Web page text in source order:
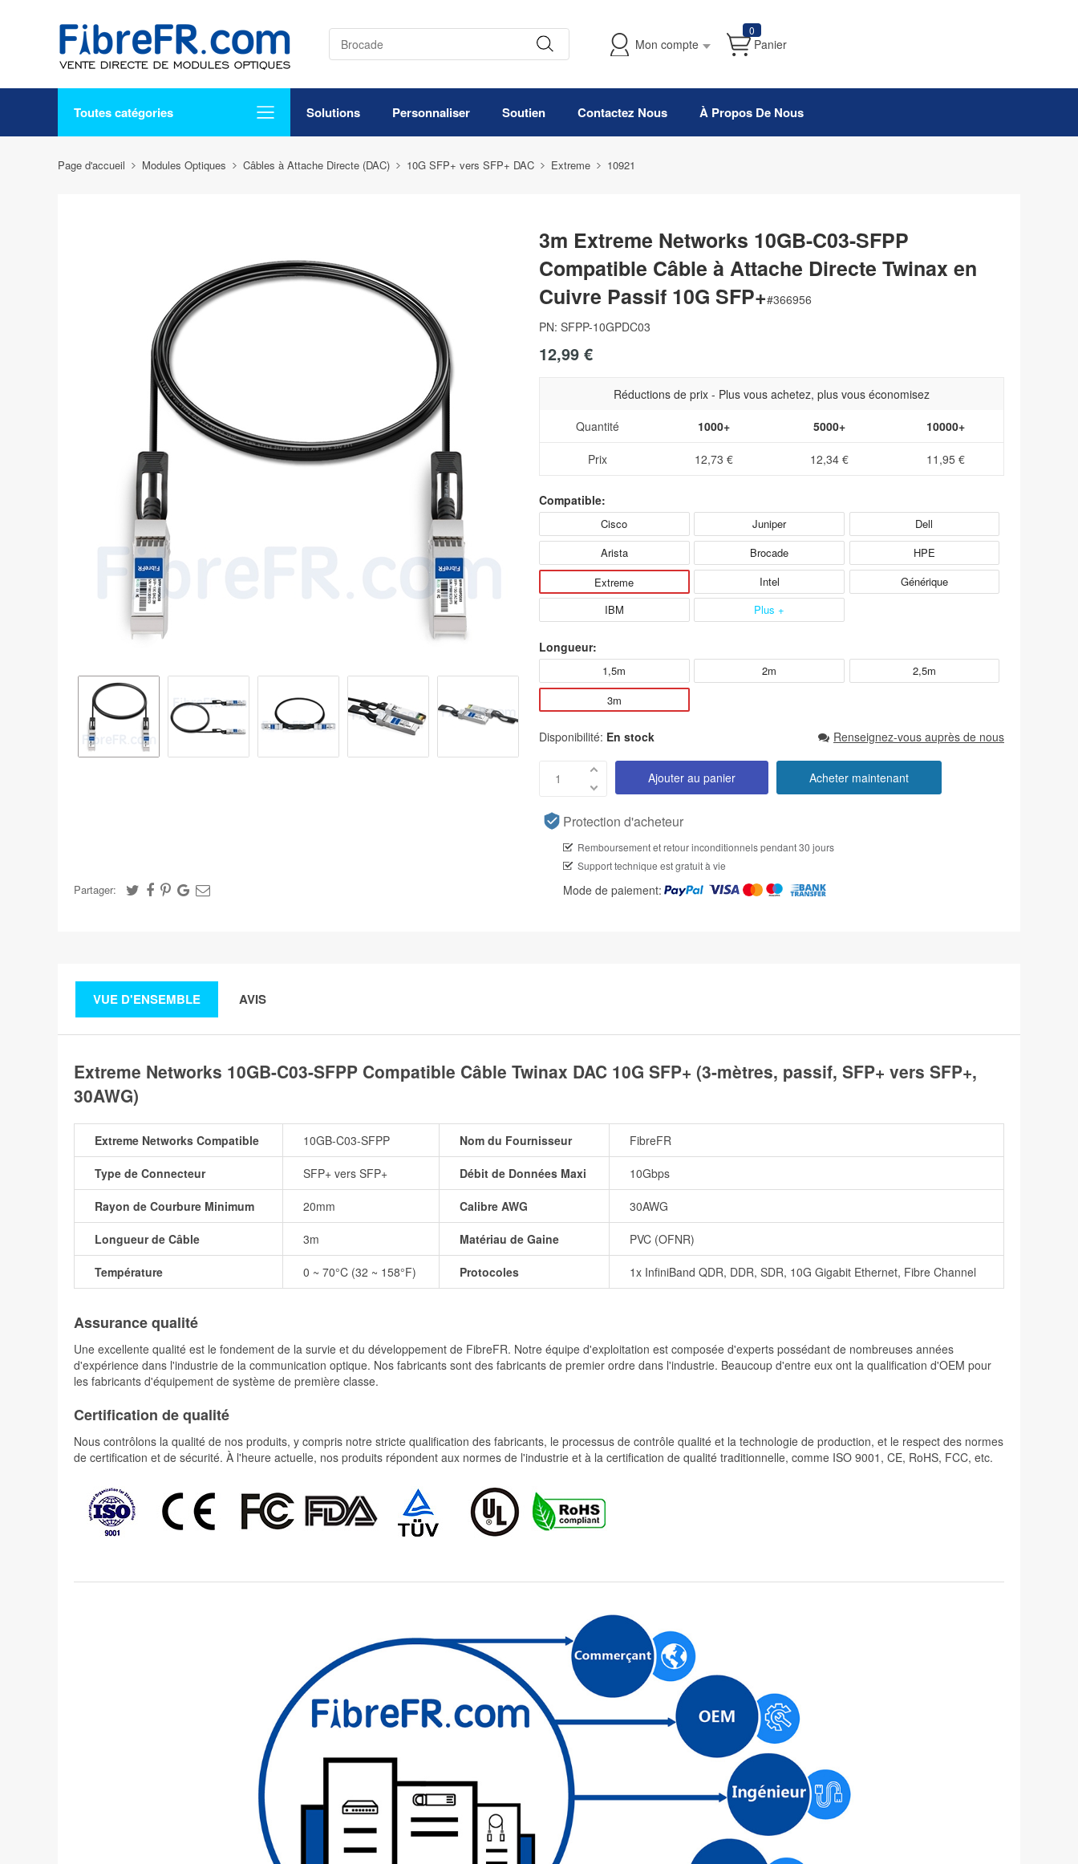
Mon compte
0
Panier
Toutes catégories Solutions Personnaliser Soutien Contactez Nous À Propos De Nous
Page d'accueil Modules Optiques Câbles à Attache Directe (DAC) 10G SFP+ vers SFP+ DAC Extreme 10921
Partager:
3m Extreme Networks 10GB-C03-SFPP
Compatible Câble à Attache Directe Twinax en
Cuivre Passif 10G SFP+#366956
PN: SFPP-10GPDC03
12,99 €
Réductions de prix - Plus vous achetez, plus vous économisez
Quantité
1000+ 5000+ 10000+
Prix 12,73 € 12,34 € 11,95 €
Compatible:
Cisco Juniper
Dell
Arista
Brocade
HPE
Extreme
Intel
Générique
IBM
Plus +
Longueur:
1,5m 2m
2,5m
3m
Disponibilité: En stock Renseignez-vous auprès de nous
Ajouter au panier Acheter maintenant
Protection d'acheteur
Remboursement et retour inconditionnels pendant 30 jours
Support technique est gratuit à vie
Mode de paiement:
VUE D'ENSEMBLE AVIS
Extreme Networks 10GB-C03-SFPP Compatible Câble Twinax DAC 10G SFP+ (3-mètres, passif, SFP+ vers SFP+,
30AWG)
Extreme Networks Compatible 10GB-C03-SFPP Nom du Fournisseur FibreFR
Type de Connecteur SFP+ vers SFP+ Débit de Données Maxi 10Gbps
Rayon de Courbure Minimum 20mm Calibre AWG 30AWG
Longueur de Câble 3m Matériau de Gaine PVC (OFNR)
Température 0 ~ 70°C (32 ~ 158°F) Protocoles 1x InfiniBand QDR, DDR, SDR, 10G Gigabit Ethernet, Fibre Channel
Assurance qualité
Une excellente qualité est le fondement de la survie et du développement de FibreFR. Notre équipe d'exploitation est composée d'experts possédant de nombreuses années
d'expérience dans l'industrie de la communication optique. Nos fabricants sont des fabricants de premier ordre dans l'industrie. Beaucoup d'entre eux ont la qualification d'OEM pour
les fabricants d'équipement de système de première classe.
Certification de qualité
Nous contrôlons la qualité de nos produits, y compris notre stricte qualification des fabricants, le processus de contrôle qualité et la technologie de production, et le respect des normes
de certification et de sécurité. À l'heure actuelle, nos produits répondent aux normes de l'industrie et à la certification de qualité traditionnelle, comme ISO 9001, CE, RoHS, FCC, etc.